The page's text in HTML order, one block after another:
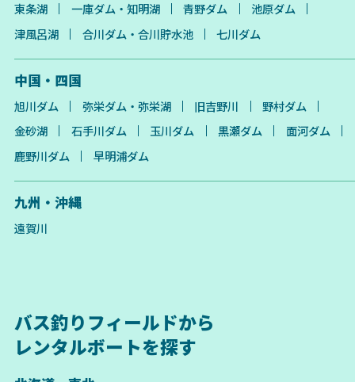
東条湖
一庫ダム・知明湖 青野ダム
池原ダム
津風呂湖
合川ダム・合川貯水池 七川ダム
中国・四国
旭川ダム 弥栄ダム・弥栄湖 旧吉野川
野村ダム
金砂湖
石手川ダム 玉川ダム 黒瀬ダム
面河ダム
鹿野川ダム
早明浦ダム
九州・沖縄
遠賀川
バス釣りフィールドから
レンタルボートを探す